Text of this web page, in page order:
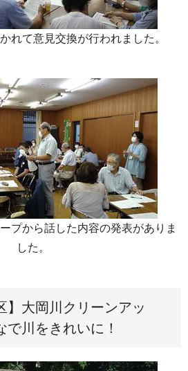
れて意見交換が行われました。
プから話した内容の発表がありま
した。
大岡川クリーンアッ
川をきれいに！